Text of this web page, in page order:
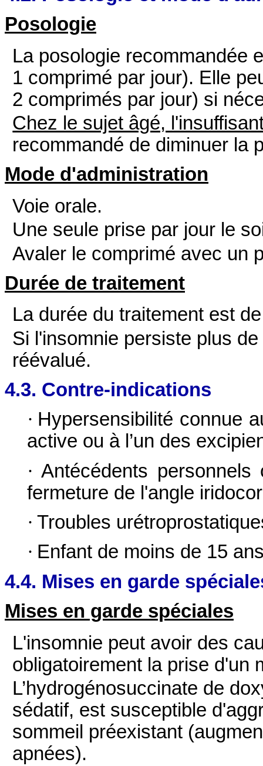
Posologie
La posologie recommandée
1 comprimé par jour). Elle
2 comprimés par jour) si
Chez le sujet âgé,
recommandé de diminuer la
Mode d'administration
Voie orale.
Une seule prise par jour le
Avaler le comprimé avec un
Durée de traitement
La durée du traitement est
Si l'insomnie persiste plus
réévalué.
4.3. Contre-indications
· Hypersensibilité connue
active ou à l’un des
· Antécédents
fermeture de l'angle
· Troubles
· Enfant de moins de 15
4.4. Mises en garde
Mises en garde spéciales
L'insomnie peut avoir des
obligatoirement la prise d'un
L’hydrogénosuccinate de
sédatif, est susceptible
sommeil préexistant
apnées).